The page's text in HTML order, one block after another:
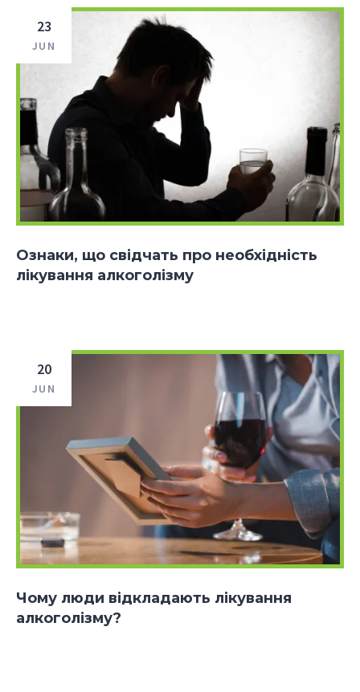
23
JUN
Ознаки, що свідчать про необхідність
лікування алкоголізму
20
JUN
Чому люди відкладають лікування
алкоголізму?